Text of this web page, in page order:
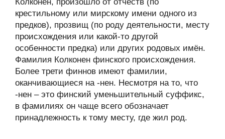
крестильному или мирскому имени одного из
предков), прозвищ (по роду деятельности, месту
происхождения или какой-то другой
особенности предка) или других родовых имён.
Фамилия Колконен финского происхождения.
Более трети финнов имеют фамилии,
оканчивающиеся на -нен. Несмотря на то, что
-нен – это финский уменьшительный суффикс,
в фамилиях он чаще всего обозначает
принадлежность к тому месту, где жил род.